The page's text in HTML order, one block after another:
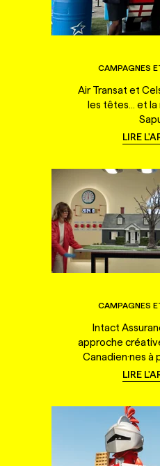
CAMPAGNES
Air Transat et
les têtes... et
LIRE
CAMPAGNES
Intact
approche
Canadien·nes à
LIRE